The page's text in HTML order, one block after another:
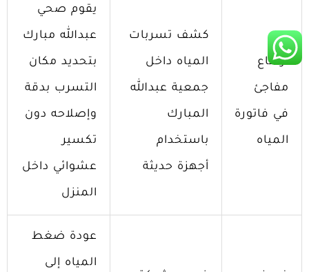
ارتفاع
مفاجئ
في فاتورة
المياه
كشف تسربات
المياه داخل
جمعية عبدالله
المبارك
باستخدام
أجهزة حديثة
يقوم صحي
عبدالله مبارك
بتحديد مكان
التسرب بدقة
وإصلاحه دون
تكسير
عشوائي داخل
المنزل
عودة ضغط
المياه إلى